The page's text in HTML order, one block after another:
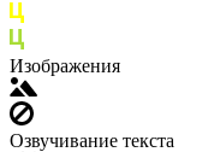
Изображения
Озвучивание текста